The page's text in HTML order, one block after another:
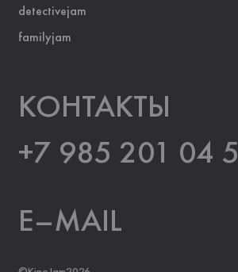
detectivejam
familyjam
KOНТАКТЫ
E–MAIL
+7 985 201 04